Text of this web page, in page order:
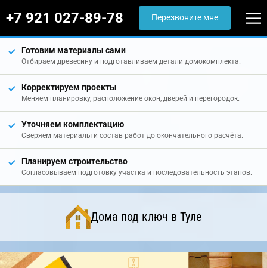
+7 921 027-89-78 Перезвоните мне
Готовим материалы сами
Отбираем древесину и подготавливаем детали домокомплекта.
Корректируем проекты
Меняем планировку, расположение окон, дверей и перегородок.
Уточняем комплектацию
Сверяем материалы и состав работ до окончательного расчёта.
Планируем строительство
Согласовываем подготовку участка и последовательность этапов.
Дома под ключ в Туле